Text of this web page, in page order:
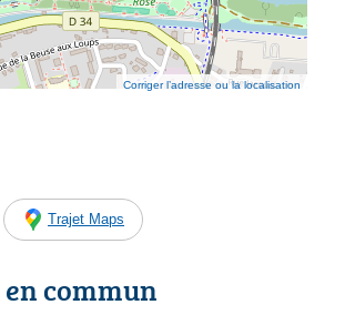
Corriger l’adresse ou la localisation
Trajet Maps
commun